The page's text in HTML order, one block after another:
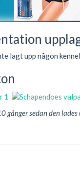
lagt upp någon
gånger sedan den lades